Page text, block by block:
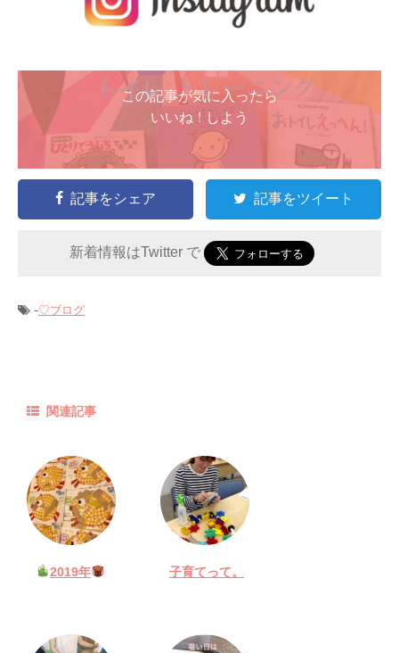
この記事が気に入ったら
いいね ! しよう
記事をシェア 記事をツイート
新着情報はTwitter で
-♡ブログ
関連記事
2019年 子育てって。